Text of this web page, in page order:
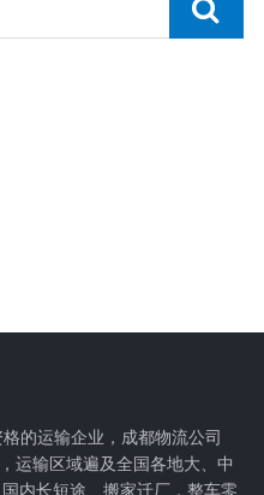
的运输企业，成都物流公司
运输区域遍及全国各地大、中
内长短途、搬家迁厂，整车零